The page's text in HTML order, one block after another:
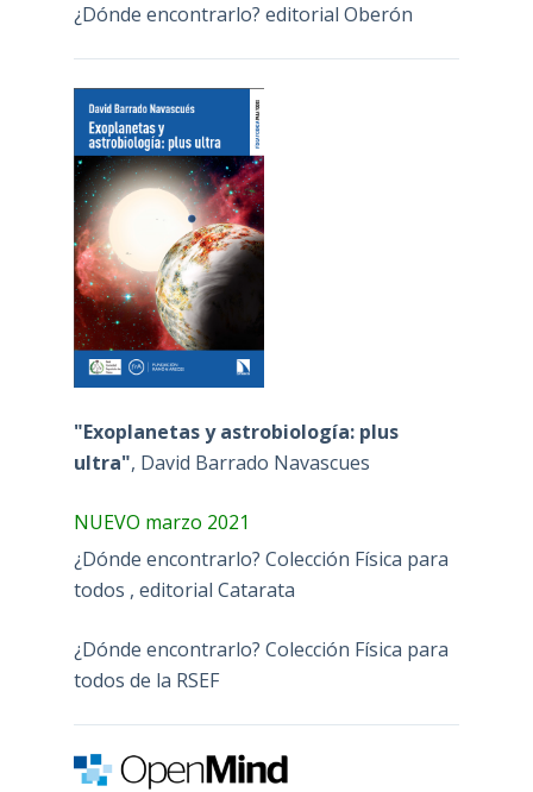
¿Dónde encontrarlo? editorial Oberón
"Exoplanetas y astrobiología: plus
ultra", David Barrado Navascues
NUEVO marzo 2021
¿Dónde encontrarlo? Colección Física para
todos , editorial Catarata
¿Dónde encontrarlo? Colección Física para
todos de la RSEF